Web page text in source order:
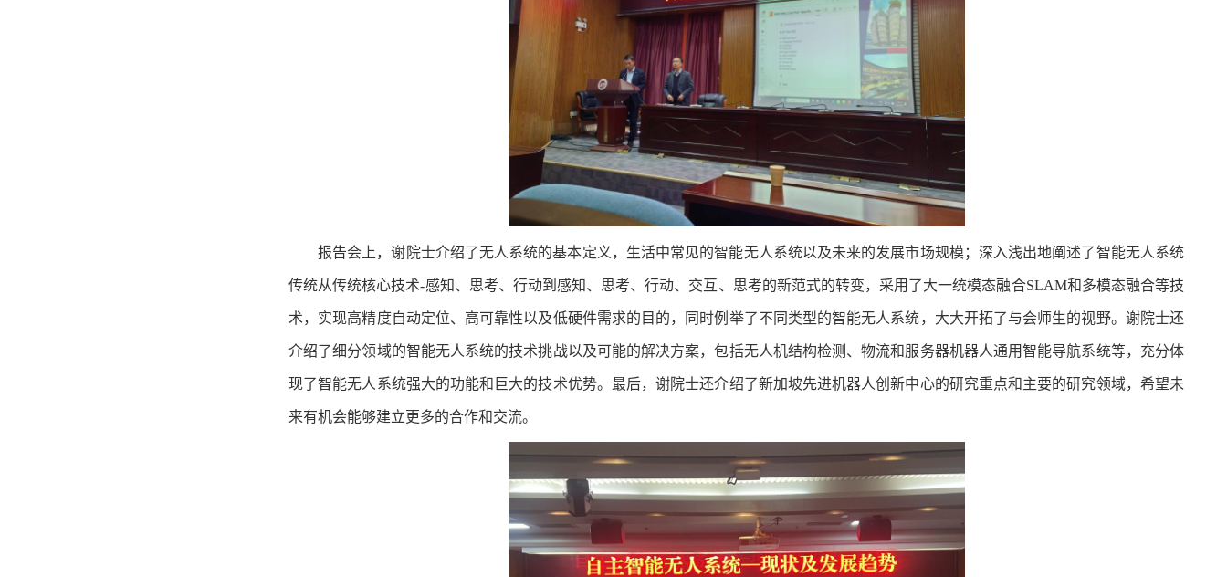
报告会上，谢院士介绍了无人系统的基本定义，生活中常见的智能无人系统以及未来的发展市场规模；深入浅出地阐述了智能无人系统
传统从传统核心技术-感知、思考、行动到感知、思考、行动、交互、思考的新范式的转变，采用了大一统模态融合SLAM和多模态融合等技
术，实现高精度自动定位、高可靠性以及低硬件需求的目的，同时例举了不同类型的智能无人系统，大大开拓了与会师生的视野。谢院士还
介绍了细分领域的智能无人系统的技术挑战以及可能的解决方案，包括无人机结构检测、物流和服务器机器人通用智能导航系统等，充分体
现了智能无人系统强大的功能和巨大的技术优势。最后，谢院士还介绍了新加坡先进机器人创新中心的研究重点和主要的研究领域，希望未
来有机会能够建立更多的合作和交流。